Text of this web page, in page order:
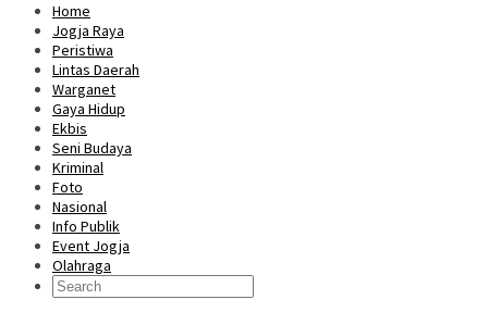
Home
Jogja Raya
Peristiwa
Lintas Daerah
Warganet
Gaya Hidup
Ekbis
Seni Budaya
Kriminal
Foto
Nasional
Info Publik
Event Jogja
Olahraga